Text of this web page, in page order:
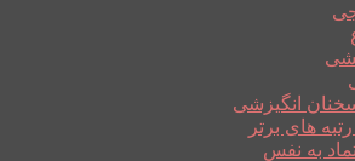
انگیزشی
های برتر
به نفس